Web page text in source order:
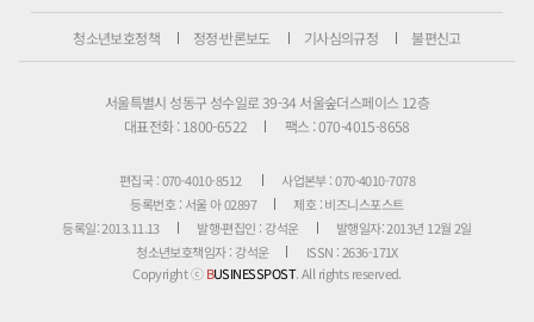
청소년보호정책 정정·반론보도 기사심의규정 불편신고
서울특별시 성동구 성수일로 39-34 서울숲더스페이스 12층
대표전화 : 1800-6522
팩스 : 070-4015-8658
편집국 : 070-4010-8512
사업본부 : 070-4010-7078
등록번호 : 서울 아 02897
제호 : 비즈니스포스트
등록일: 2013.11.13
발행·편집인 : 강석운
발행일자: 2013년 12월 2일
청소년보호책임자 : 강석운
ISSN : 2636-171X
Copyright ⓒBUSINESSPOST. All rights reserved.